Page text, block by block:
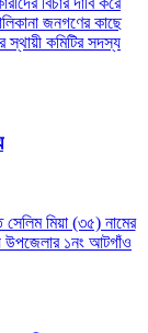
জনগণের কাছে
স্থায়ী কমিটির সদস্য
সেলিম মিয়া (৩৫) নামের
উপজেলার ১নং আটগাঁও